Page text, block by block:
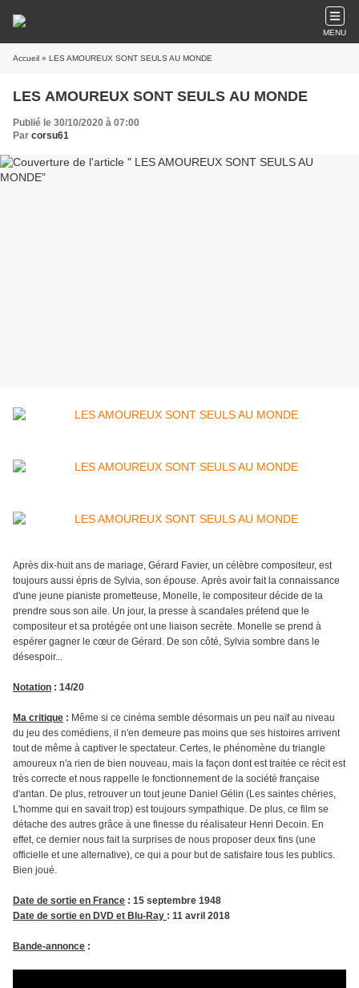
MENU
Accueil » LES AMOUREUX SONT SEULS AU MONDE
LES AMOUREUX SONT SEULS AU MONDE
Publié le 30/10/2020 à 07:00
Par corsu61
Après dix-huit ans de mariage, Gérard Favier, un célèbre compositeur, est
toujours aussi épris de Sylvia, son épouse. Après avoir fait la connaissance
d'une jeune pianiste prometteuse, Monelle, le compositeur décide de la
prendre sous son aile. Un jour, la presse à scandales prétend que le
compositeur et sa protégée ont une liaison secrète. Monelle se prend à
espérer gagner le cœur de Gérard. De son côté, Sylvia sombre dans le
désespoir...
Notation : 14/20
Ma critique : Même si ce cinéma semble désormais un peu naïf au niveau
du jeu des comédiens, il n'en demeure pas moins que ses histoires arrivent
tout de même à captiver le spectateur. Certes, le phénomène du triangle
amoureux n'a rien de bien nouveau, mais la façon dont est traitée ce récit est
très correcte et nous rappelle le fonctionnement de la société française
d'antan. De plus, retrouver un tout jeune Daniel Gélin (Les saintes chéries,
L'homme qui en savait trop) est toujours sympathique. De plus, ce film se
détache des autres grâce à une finesse du réalisateur Henri Decoin. En
effet, ce dernier nous fait la surprises de nous proposer deux fins (une
officielle et une alternative), ce qui a pour but de satisfaire tous les publics.
Bien joué.
Date de sortie en France : 15 septembre 1948
Date de sortie en DVD et Blu-Ray : 11 avril 2018
Bande-annonce :